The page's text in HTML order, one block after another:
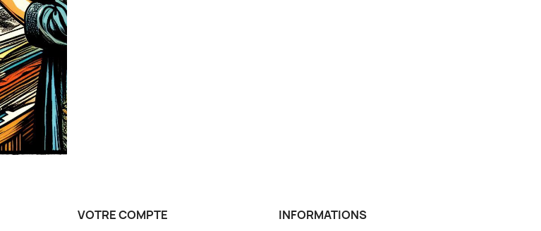
VOTRE COMPTE INFORMATIONS